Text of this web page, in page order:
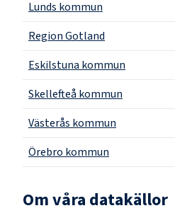
Lunds kommun
Region Gotland
Eskilstuna kommun
Skellefteå kommun
Västerås kommun
Örebro kommun
Om våra datakällor